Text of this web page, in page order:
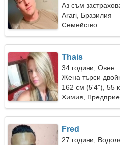
Аз съм
фантастична жена
Arari, Бразилия
Семейство
Thais
34 години, Овен
Жена търси
162 см (5'4"), 55
Химия,
Fred
27 години,